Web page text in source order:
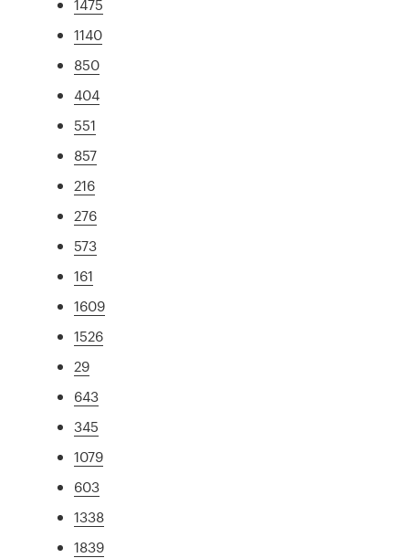
1475
1140
850
404
551
857
216
276
573
161
1609
1526
29
643
345
1079
603
1338
1839